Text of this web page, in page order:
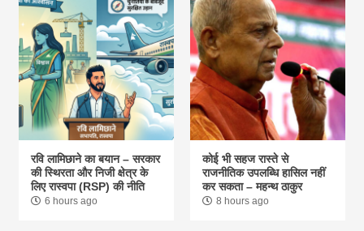
रवि लामिछाने का बयान – सरकार
की स्थिरता और निजी क्षेत्र के
लिए रास्वपा (RSP) की नीति
6 hours ago
कोई भी सहज रास्ते से
राजनीतिक उपलब्धि हासिल नहीं
कर सकता – महन्थ ठाकुर
8 hours ago